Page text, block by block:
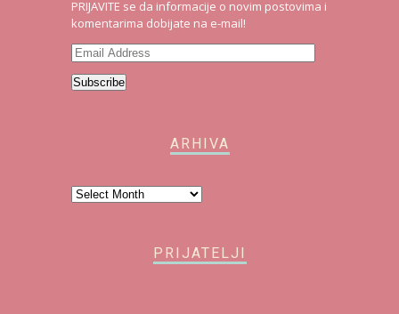
PRIJAVITE se da informacije o novim postovima i
Email
Address
ARHIVA
PRIJATELJI